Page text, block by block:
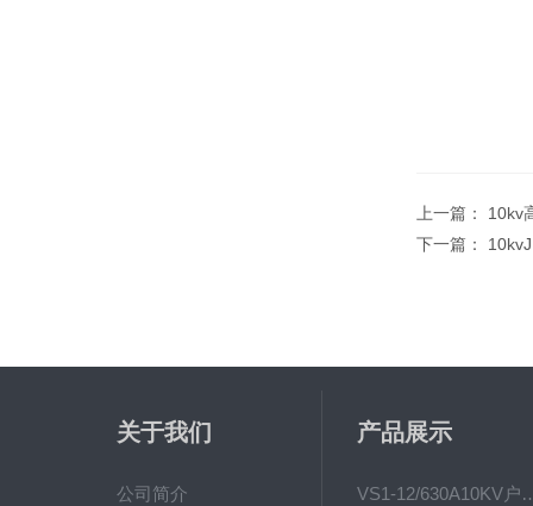
上一篇： 10kv
下一篇：
关于我们
公司简介
产品展示
VS1-12/630A10KV